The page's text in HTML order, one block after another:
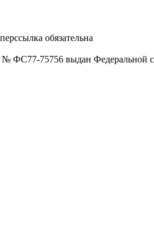
обязательна
ФС77-75756 выдан Федеральной